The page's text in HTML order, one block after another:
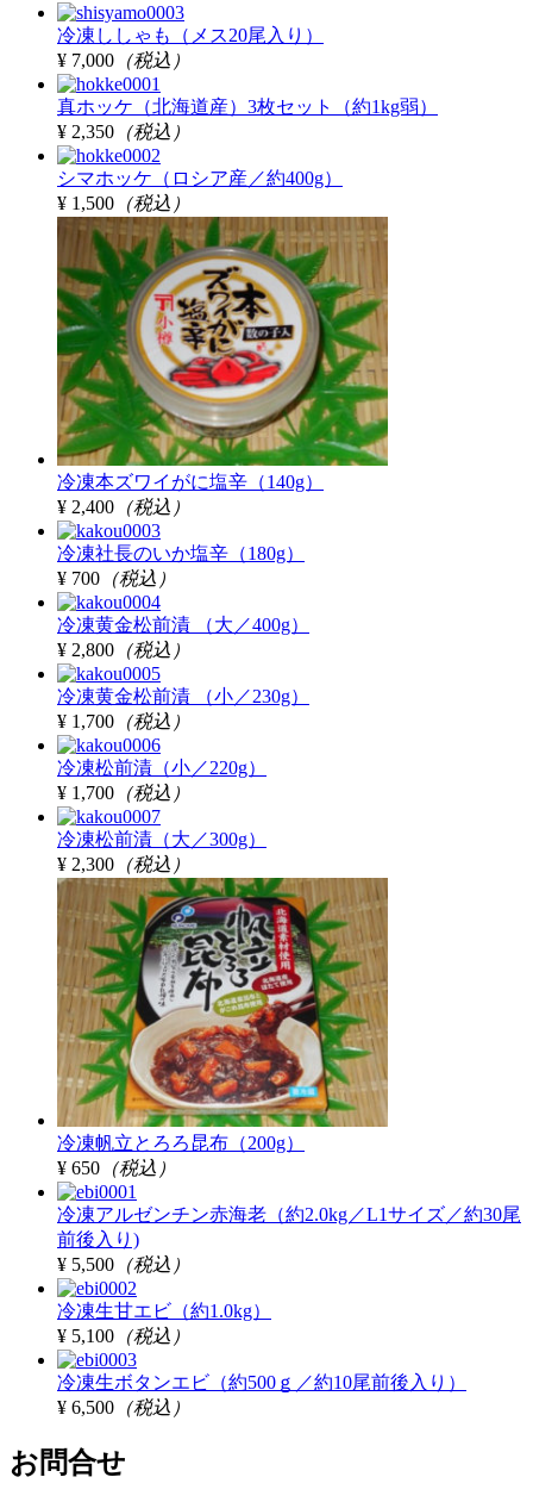
冷凍ししゃも（メス20尾入り）
¥ 7,000 （税込）
真ホッケ（北海道産）3枚セット（約1kg弱）
¥ 2,350 （税込）
シマホッケ（ロシア産／約400g）
¥ 1,500 （税込）
冷凍本ズワイがに塩辛（140g）
¥ 2,400 （税込）
冷凍社長のいか塩辛（180g）
¥ 700 （税込）
冷凍黄金松前漬 （大／400g）
¥ 2,800 （税込）
冷凍黄金松前漬 （小／230g）
¥ 1,700 （税込）
冷凍松前漬（小／220g）
¥ 1,700 （税込）
冷凍松前漬（大／300g）
¥ 2,300 （税込）
冷凍帆立とろろ昆布（200g）
¥ 650 （税込）
冷凍アルゼンチン赤海老（約2.0kg／L1サイズ／約30尾
前後入り)
¥ 5,500 （税込）
冷凍生甘エビ（約1.0kg）
¥ 5,100 （税込）
冷凍生ボタンエビ（約500ｇ／約10尾前後入り）
¥ 6,500 （税込）
お問合せ